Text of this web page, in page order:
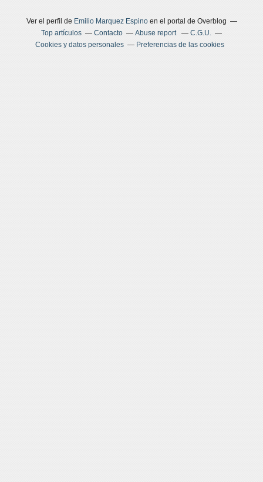
Ver el perfil de Emilio Marquez Espinoen el portal de Overblog
Top artículos
Contacto Abuse report
C.G.U.
Cookies y datos personales
Preferencias de las cookies